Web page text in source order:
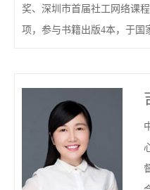
奖、深圳市首届社工网络课
项，参与书籍出版4本，于国